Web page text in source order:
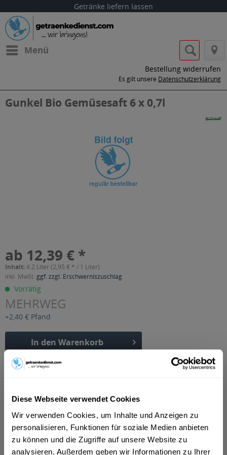
Diese Webseite verwendet Cookies
Wir verwenden Cookies, um Inhalte und Anzeigen zu
personalisieren, Funktionen für soziale Medien anbieten
zu können und die Zugriffe auf unsere Website zu
analysieren. Außerdem geben wir Informationen zu Ihrer
Getränke liefern lassen
Menü
Bestellung widerrufen
Es gilt unsere Datenschutzerklärung
Gunkel Bio Gemüsesaft 6 x 0,7l
ab 12,39 € *
Inhalt:4.2 Liter (2,95 € * / 1 Liter)
inkl. MwSt. ggf. zzgl. Erschwerniszuschlag
Vorrätig
MEHRWEG
+2,40 € Pfand
In den Warenkorb
Artikel-Nr.:
Beschreibung
DE-ÖKO-001 zertifiziert mehr
"Gunkel Bio Gemüsesaft 6 x 0,7l"